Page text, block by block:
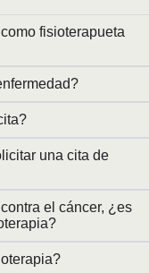
fisioterapueta
una cita de
el cáncer, ¿es